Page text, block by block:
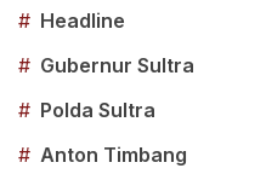
# Headline
# Gubernur Sultra
# Polda Sultra
# Anton Timbang